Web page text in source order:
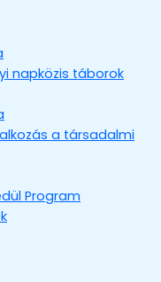
napközis táborok
a társadalmi
Program